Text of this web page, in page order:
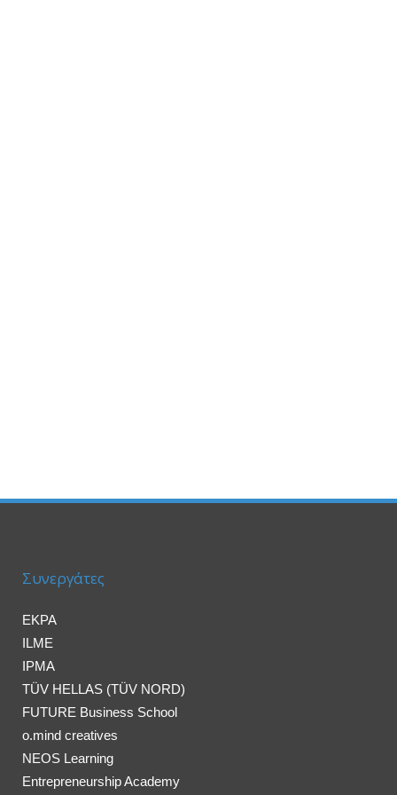
Συνεργάτες
EKPA
ILME
IPMA
TÜV HELLAS (TÜV NORD)
FUTURE Business School
o.mind creatives
NEOS Learning
Entrepreneurship Academy